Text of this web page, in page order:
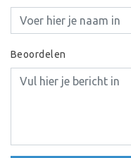
Beoordelen